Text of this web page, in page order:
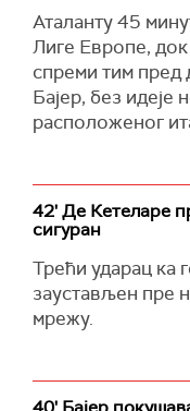
Аталанту 45
Лиге Европе,
спреми тим пред
Бајер, без идеје
расположеног
42' Де Кетеларе
сигуран
Трећи ударац ка
заустављен пре
мрежу.